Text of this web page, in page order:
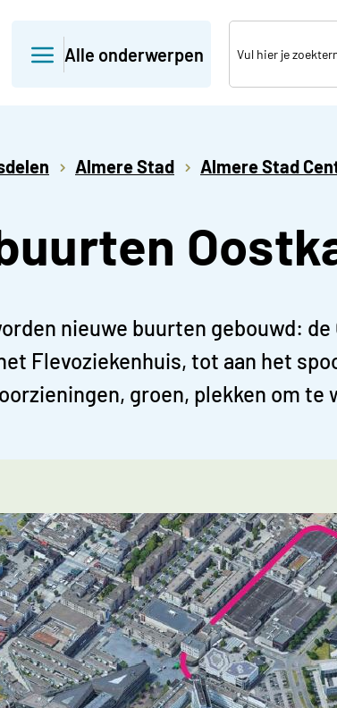
Alle onderwerpen
Almere Stad Almere Stad
nieuwe buurten gebouwd:
Flevoziekenhuis, tot aan het
groen, plekken om te